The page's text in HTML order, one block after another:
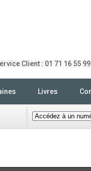
Client : 01 71 16 55 99
Livres